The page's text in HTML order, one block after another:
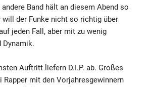
Band hält an diesem Abend so
will der Funke nicht so richtig über
jeden Fall, aber mit zu wenig
Dynamik.
Auftritt liefern D.I.P. ab. Großes
Rapper mit den Vorjahresgewinnern